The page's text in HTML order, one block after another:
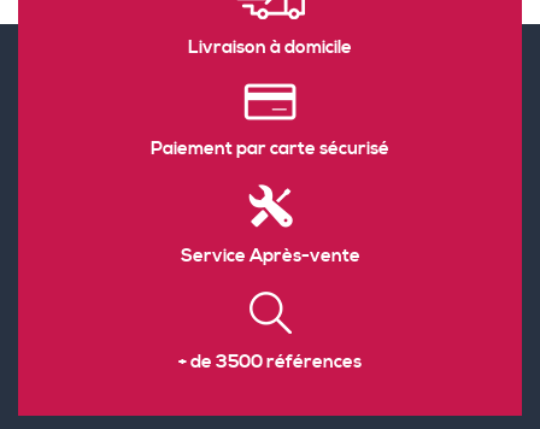
Livraison à domicile
Paiement par carte sécurisé
Service Après-vente
+ de 3500 références